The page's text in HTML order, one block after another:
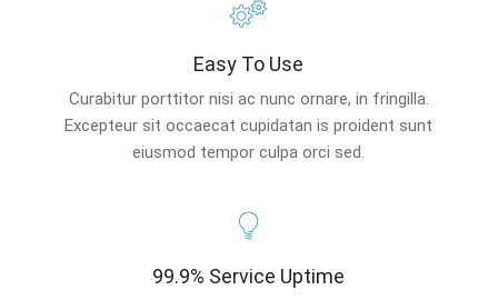
Easy To Use
Curabitur porttitor nisi ac nunc ornare, in fringilla.
Excepteur sit occaecat cupidatan is proident sunt
eiusmod tempor culpa orci sed.
99.9% Service Uptime